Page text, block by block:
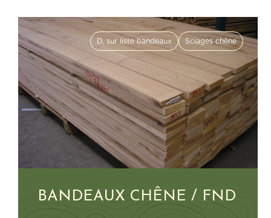
D. sur liste bandeaux Sciages chêne
BANDEAUX CHÊNE / FND